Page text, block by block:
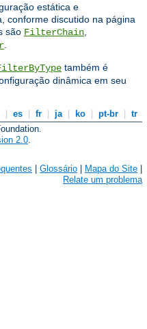
estática e
conforme discutido na página
são FilterChain
também é
dinâmica em seu
| es | fr | ja | ko | pt-br | tr
2.0.
Glossário Mapa do Site
Relate um problema